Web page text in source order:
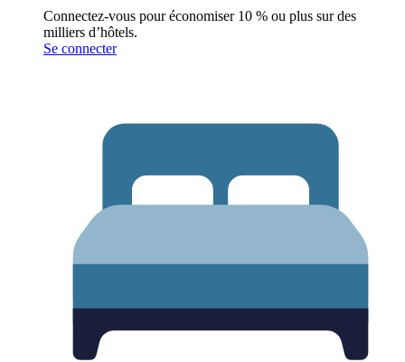
Connectez-vous pour économiser 10 % ou plus sur des
milliers d’hôtels.
Se connecter